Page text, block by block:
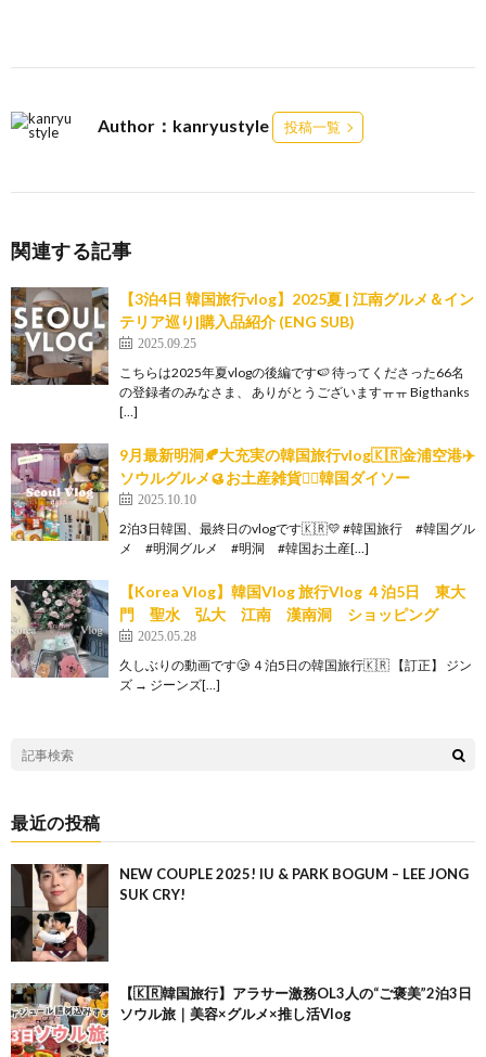
Author：kanryustyle 投稿一覧
関連する記事
【3泊4日 韓国旅行vlog】2025夏 | 江南グルメ＆イン
テリア巡り|購入品紹介 (ENG SUB)
2025.09.25
こちらは2025年夏vlogの後編です🍉 待ってくださった66名
の登録者のみなさま、 ありがとうございますㅠㅠ Big thanks
[…]
9月最新明洞🍂大充実の韓国旅行vlog🇰🇷金浦空港✈️
ソウルグルメ🥮お土産雑貨✍🏻韓国ダイソー
2025.10.10
2泊3日韓国、最終日のvlogです🇰🇷💛 #韓国旅行 #韓国グル
メ #明洞グルメ #明洞 #韓国お土産[…]
【Korea Vlog】韓国Vlog 旅行Vlog ４泊5日 東大
門 聖水 弘大 江南 漢南洞 ショッピング
2025.05.28
久しぶりの動画です🥲 ４泊5日の韓国旅行🇰🇷 【訂正】 ジン
ズ → ジーンズ[…]
最近の投稿
NEW COUPLE 2025! IU & PARK BOGUM – LEE JONG
SUK CRY!
【🇰🇷韓国旅行】アラサー激務OL3人の“ご褒美”2泊3日
ソウル旅｜美容×グルメ×推し活Vlog